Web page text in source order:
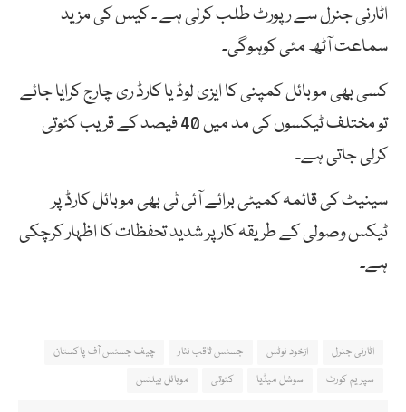
اٹارنی جنرل سے رپورٹ طلب کرلی ہے ۔ کیس کی مزید
سماعت آٹھ مئی کوہوگی۔
کسی بھی موبائل کمپنی کا ایزی لوڈ یا کارڈ ری چارج کرایا جائے
تو مختلف ٹیکسوں کی مد میں 40 فیصد کے قریب کٹوتی
کرلی جاتی ہے۔
سینیٹ کی قائمہ کمیٹی برائے آئی ٹی بھی موبائل کارڈ پر
ٹیکس وصولی کے طریقہ کار پر شدید تحفظات کا اظہار کرچکی
ہے۔
اٹارنی جنرل ازخود نوٹس جسٹس ثاقب نثار
چیف جسٹس آف پاکستان
سپریم کورٹ
سوشل میڈیا کٹوتی موبائل بیلنس